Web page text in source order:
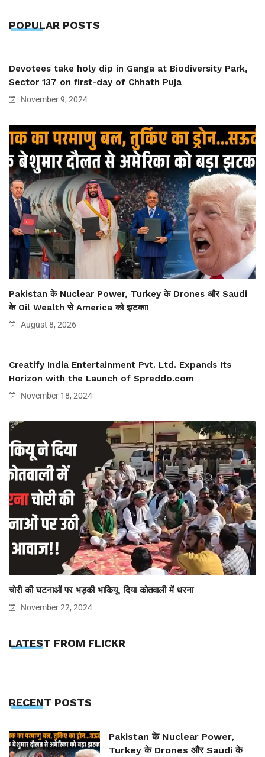
POPULAR POSTS
Devotees take holy dip in Ganga at Biodiversity Park,
Sector 137 on first-day of Chhath Puja
November 9, 2024
Pakistan के Nuclear Power, Turkey के Drones और Saudi
के Oil Wealth से America को झटका!
August 8, 2026
Creatify India Entertainment Pvt. Ltd. Expands Its
Horizon with the Launch of Spreddo.com
November 18, 2024
चोरी की घटनाओं पर भड़की भाकियू, दिया कोतवाली में धरना
November 22, 2024
LATEST FROM FLICKR
RECENT POSTS
Pakistan के Nuclear Power,
Turkey के Drones और Saudi के